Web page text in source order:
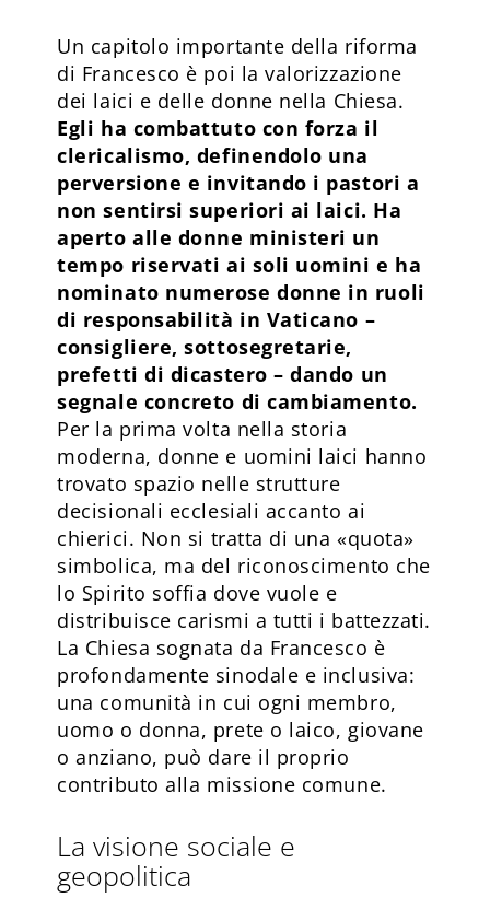
Un capitolo importante della riforma
di Francesco è poi la valorizzazione
dei laici e delle donne nella Chiesa.
Egli ha combattuto con forza il
clericalismo, definendolo una
perversione e invitando i pastori a
non sentirsi superiori ai laici. Ha
aperto alle donne ministeri un
tempo riservati ai soli uomini e ha
nominato numerose donne in ruoli
di responsabilità in Vaticano –
consigliere, sottosegretarie,
prefetti di dicastero – dando un
segnale concreto di cambiamento.
Per la prima volta nella storia
moderna, donne e uomini laici hanno
trovato spazio nelle strutture
decisionali ecclesiali accanto ai
chierici. Non si tratta di una «quota»
simbolica, ma del riconoscimento che
lo Spirito soffia dove vuole e
distribuisce carismi a tutti i battezzati.
La Chiesa sognata da Francesco è
profondamente sinodale e inclusiva:
una comunità in cui ogni membro,
uomo o donna, prete o laico, giovane
o anziano, può dare il proprio
contributo alla missione comune.
La visione sociale e
geopolitica